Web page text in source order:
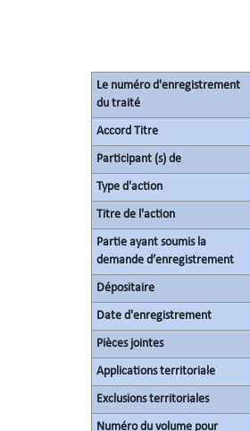
Le numéro d'enregistrement
du traité
Accord Titre
Participant (s) de
Type d'action
Titre de l'action
Partie ayant soumis la
demande d’enregistrement
Dépositaire
Date d'enregistrement
Pièces jointes
Applications territoriale
Exclusions territoriales
Numéro du volume pour